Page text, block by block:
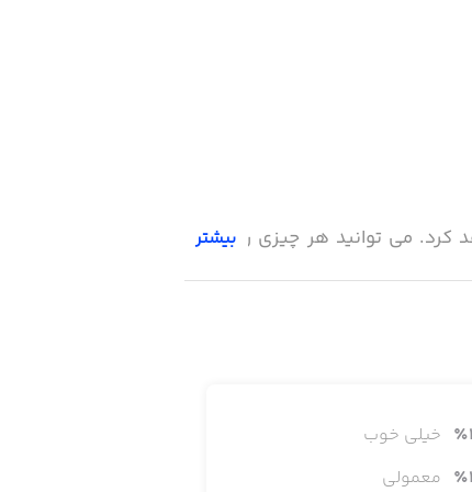
کرد. می توانید هر چیزی را که می
بیشتر
٪ خیلی خوب
٪ معمولی